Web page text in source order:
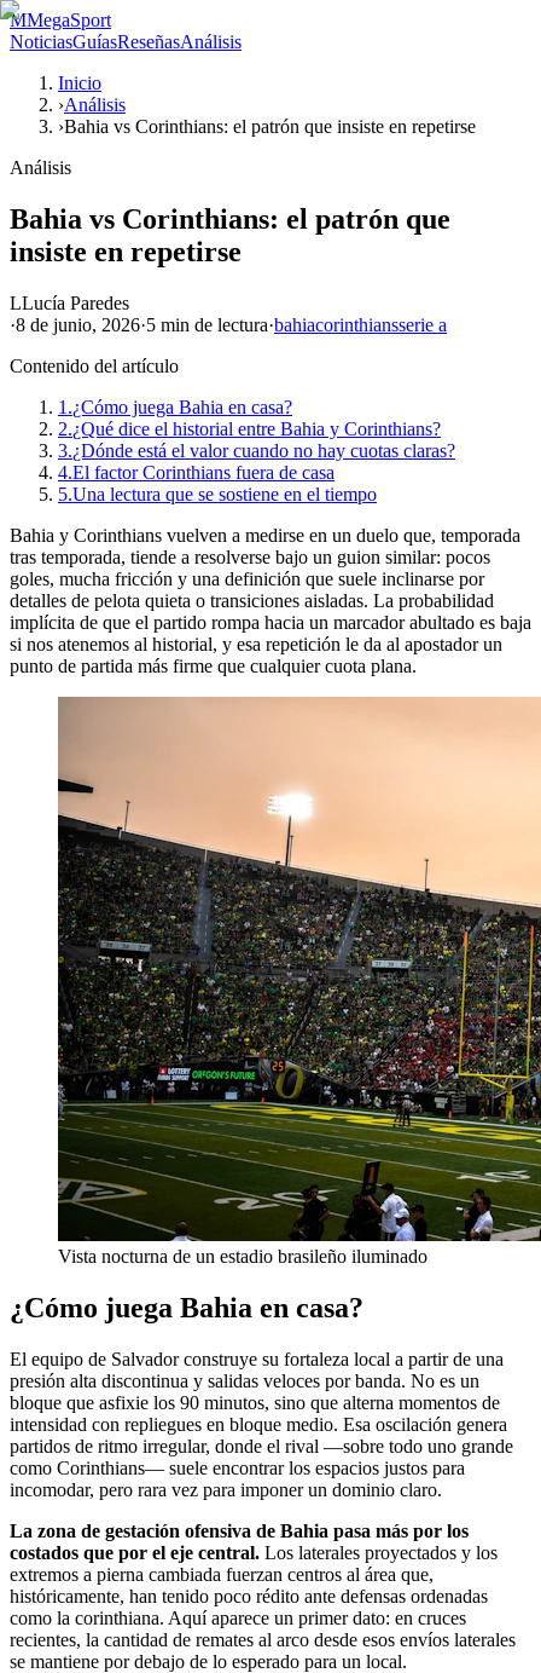
MMegaSport
NoticiasGuíasReseñasAnálisis
Inicio
›Análisis
›Bahia vs Corinthians: el patrón que insiste en repetirse
Análisis
Bahia vs Corinthians: el patrón que
insiste en repetirse
LLucía Paredes
·8 de junio, 2026·5 min de lectura·bahiacorinthiansserie a
Contenido del artículo
1.¿Cómo juega Bahia en casa?
2.¿Qué dice el historial entre Bahia y Corinthians?
3.¿Dónde está el valor cuando no hay cuotas claras?
4.El factor Corinthians fuera de casa
5.Una lectura que se sostiene en el tiempo
Bahia y Corinthians vuelven a medirse en un duelo que, temporada
tras temporada, tiende a resolverse bajo un guion similar: pocos
goles, mucha fricción y una definición que suele inclinarse por
detalles de pelota quieta o transiciones aisladas. La probabilidad
implícita de que el partido rompa hacia un marcador abultado es baja
si nos atenemos al historial, y esa repetición le da al apostador un
punto de partida más firme que cualquier cuota plana.
Vista nocturna de un estadio brasileño iluminado
¿Cómo juega Bahia en casa?
El equipo de Salvador construye su fortaleza local a partir de una
presión alta discontinua y salidas veloces por banda. No es un
bloque que asfixie los 90 minutos, sino que alterna momentos de
intensidad con repliegues en bloque medio. Esa oscilación genera
partidos de ritmo irregular, donde el rival —sobre todo uno grande
como Corinthians— suele encontrar los espacios justos para
incomodar, pero rara vez para imponer un dominio claro.
La zona de gestación ofensiva de Bahia pasa más por los
costados que por el eje central. Los laterales proyectados y los
extremos a pierna cambiada fuerzan centros al área que,
históricamente, han tenido poco rédito ante defensas ordenadas
como la corinthiana. Aquí aparece un primer dato: en cruces
recientes, la cantidad de remates al arco desde esos envíos laterales
se mantiene por debajo de lo esperado para un local.